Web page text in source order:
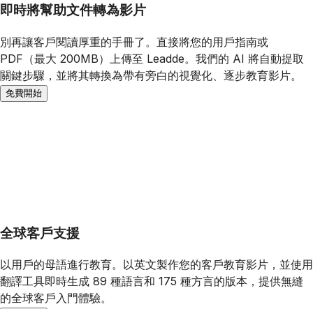
即時將幫助文件轉為影片
別再讓客戶閱讀厚重的手冊了。直接將您的用戶指南或
PDF（最大 200MB）上傳至 Leadde。我們的 AI 將自動提取
關鍵步驟，並將其轉換為帶有旁白的視覺化、逐步教育影片。
免費開始
全球客戶支援
以用戶的母語進行教育。以英文製作您的客戶教育影片，並使用
翻譯工具即時生成 89 種語言和 175 種方言的版本，提供無縫
的全球客戶入門體驗。